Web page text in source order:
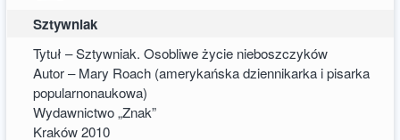
Sztywniak
Tytuł – Sztywniak. Osobliwe życie nieboszczyków
Autor – Mary Roach (amerykańska dziennikarka i pisarka
popularnonaukowa)
Wydawnictwo „Znak”
Kraków 2010